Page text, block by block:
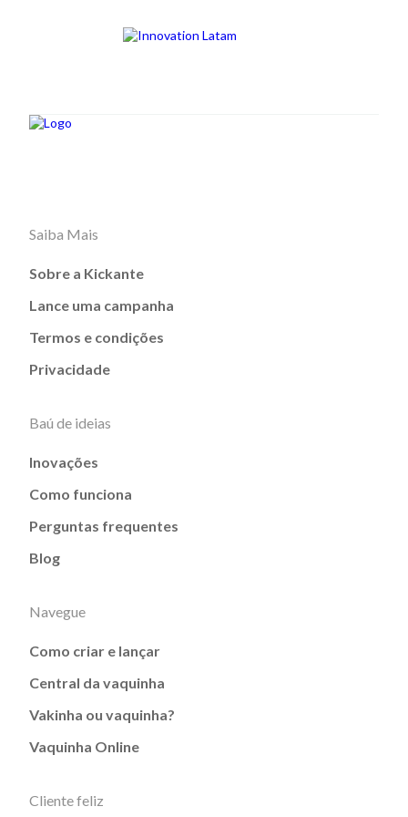
Saiba Mais
Sobre a Kickante
Lance uma campanha
Termos e condições
Privacidade
Baú de ideias
Inovações
Como funciona
Perguntas frequentes
Blog
Navegue
Como criar e lançar
Central da vaquinha
Vakinha ou vaquinha?
Vaquinha Online
Cliente feliz